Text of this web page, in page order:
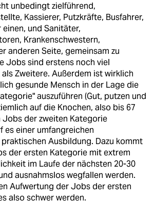
unbedingt zielführend,
Kassierer, Putzkräfte, Busfahrer,
und Sanitäter,
Krankenschwestern,
anderen Seite, gemeinsam zu
Jobs sind erstens noch viel
Zweitere. Außerdem ist wirklich
gesunde Mensch in der Lage die
auszuführen (Gut, putzen und
auf die Knochen, also bis 67
Jobs der zweiten Kategorie
es einer umfangreichen
Ausbildung. Dazu kommt
der ersten Kategorie mit extrem
im Laufe der nächsten 20-30
ausnahmslos wegfallen werden.
Aufwertung der Jobs der ersten
also schwer werden.